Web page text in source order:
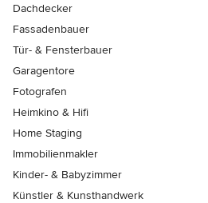
Dachdecker
Fassadenbauer
Tür- & Fensterbauer
Garagentore
Fotografen
Heimkino & Hifi
Home Staging
Immobilienmakler
Kinder- & Babyzimmer
Künstler & Kunsthandwerk